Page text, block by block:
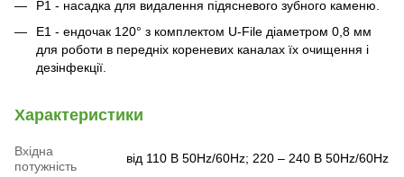
P1 - насадка для видалення підясневого зубного каменю.
Е1 - ендочак 120° з комплектом U-File діаметром 0,8 мм
для роботи в передніх кореневих каналах їх очищення і
дезінфекції.
Характеристики
Вхідна
потужність
від 110 В 50Hz/60Hz; 220 – 240 В 50Hz/60Hz